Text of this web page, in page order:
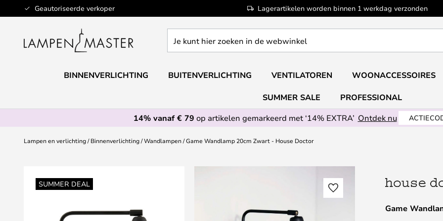
Geautoriseerde verkoper Lagerartikelen worden binnen 1 werkdag verzonden
Ga
naar
inhoud
kunt
zoeken
webwinkel
BINNENVERLICHTING BUITENVERLICHTING VENTILATOREN WOONACCESSOIRES
SUMMER SALE
PROFESSIONAL
14% vanaf € 79 op artikelen gemarkeerd met ‘14% EXTRA’ Ontdek nu
Lampen en verlichting Binnenverlichting Wandlampen Game Wandlamp 20cm Zwart - House Doctor
SUMMER DEAL
naar
Game